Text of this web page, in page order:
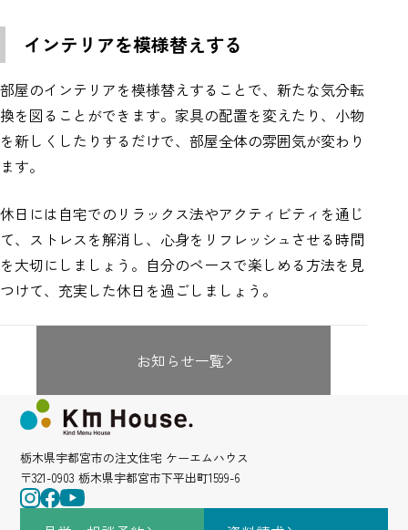
インテリアを模様替えする
部屋のインテリアを模様替えすることで、新たな気分転
換を図ることができます。家具の配置を変えたり、小物
を新しくしたりするだけで、部屋全体の雰囲気が変わり
ます。
休日には自宅でのリラックス法やアクティビティを通じ
て、ストレスを解消し、心身をリフレッシュさせる時間
を大切にしましょう。自分のペースで楽しめる方法を見
つけて、充実した休日を過ごしましょう。
お知らせ一覧
栃木県宇都宮市の注文住宅 ケーエムハウス
〒321-0903 栃木県宇都宮市下平出町1599-6